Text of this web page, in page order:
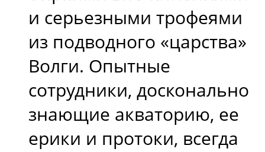
и серьезными трофеями
из подводного «царства»
Волги. Опытные
сотрудники, досконально
знающие акваторию, ее
ерики и протоки, всегда